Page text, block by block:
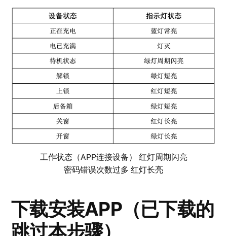
工作状态（APP连接设备） 红灯周期闪亮
密码错误次数过多 红灯长亮
下载安装APP（已下载的
跳过本步骤）